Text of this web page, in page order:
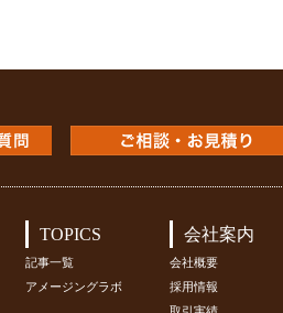
TOPICS
記事一覧
アメージングラボ
会社案内
会社概要
採用情報